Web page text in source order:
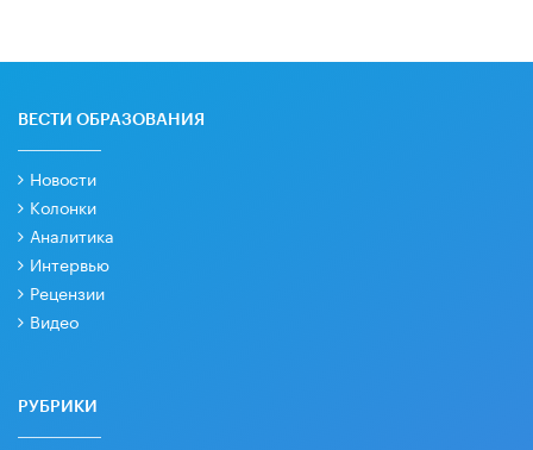
ВЕСТИ ОБРАЗОВАНИЯ
Новости
Колонки
Аналитика
Интервью
Рецензии
Видео
РУБРИКИ